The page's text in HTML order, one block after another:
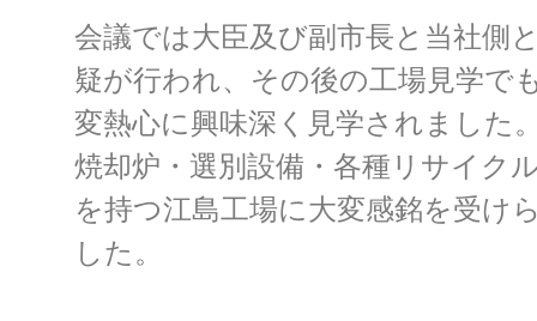
会議では大臣及び副市長と当社側
疑が行われ、その後の工場見学で
変熱心に興味深く見学されました
焼却炉・選別設備・各種リサイク
を持つ江島工場に大変感銘を受け
した。